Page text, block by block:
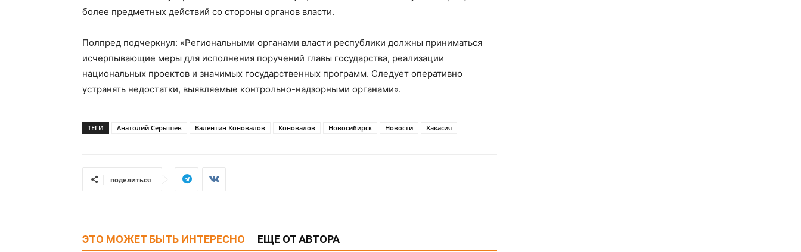
более предметных действий со стороны органов власти.
Полпред подчеркнул: «Региональными органами власти республики должны приниматься
исчерпывающие меры для исполнения поручений главы государства, реализации
национальных проектов и значимых государственных программ. Следует оперативно
устранять недостатки, выявляемые контрольно-надзорными органами».
ТЕГИ Анатолий Серышев Валентин Коновалов Коновалов Новосибирск Новости Хакасия
поделиться
ЭТО МОЖЕТ БЫТЬ ИНТЕРЕСНО ЕЩЕ ОТ АВТОРА